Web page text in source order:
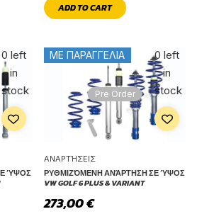
ADD TO CART
0 left
in
stock
ΎΨΟΣ
ΜΕ ΠΑΡΑΓΓΕΛΙΑ
0 left
in
stock
Pre Order
ΑΝΑΡΤΉΣΕΙΣ
ΡΥΘΜΙΖΌΜΕΝΗ ΑΝΆΡΤΗΣΗ ΣΕ ΎΨΟΣ
VW GOLF 6 PLUS & VARIANT
273,00€